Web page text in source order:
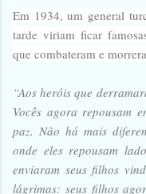
Em 1934, um general
tarde viriam ficar
que combateram e
“Aos heróis que
Vocês agora repousam
paz. Não há mais
onde eles repousam
enviaram seus filhos
lágrimas: seus filhos